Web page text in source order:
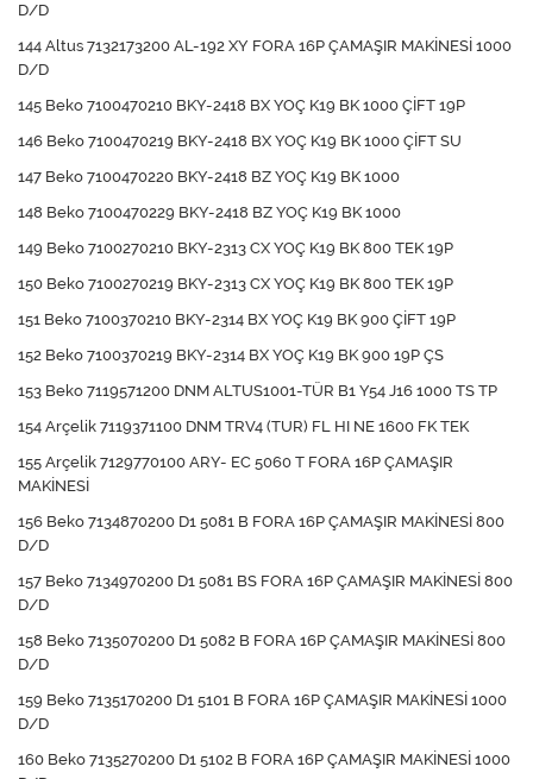
D/D
144 Altus 7132173200 AL-192 XY FORA 16P ÇAMAŞIR MAKİNESİ 1000
D/D
145 Beko 7100470210 BKY-2418 BX YOÇ K19 BK 1000 ÇİFT 19P
146 Beko 7100470219 BKY-2418 BX YOÇ K19 BK 1000 ÇİFT SU
147 Beko 7100470220 BKY-2418 BZ YOÇ K19 BK 1000
148 Beko 7100470229 BKY-2418 BZ YOÇ K19 BK 1000
149 Beko 7100270210 BKY-2313 CX YOÇ K19 BK 800 TEK 19P
150 Beko 7100270219 BKY-2313 CX YOÇ K19 BK 800 TEK 19P
151 Beko 7100370210 BKY-2314 BX YOÇ K19 BK 900 ÇİFT 19P
152 Beko 7100370219 BKY-2314 BX YOÇ K19 BK 900 19P ÇS
153 Beko 7119571200 DNM ALTUS1001-TÜR B1 Y54 J16 1000 TS TP
154 Arçelik 7119371100 DNM TRV4 (TUR) FL HI NE 1600 FK TEK
155 Arçelik 7129770100 ARY- EC 5060 T FORA 16P ÇAMAŞIR
MAKİNESİ
156 Beko 7134870200 D1 5081 B FORA 16P ÇAMAŞIR MAKİNESİ 800
D/D
157 Beko 7134970200 D1 5081 BS FORA 16P ÇAMAŞIR MAKİNESİ 800
D/D
158 Beko 7135070200 D1 5082 B FORA 16P ÇAMAŞIR MAKİNESİ 800
D/D
159 Beko 7135170200 D1 5101 B FORA 16P ÇAMAŞIR MAKİNESİ 1000
D/D
160 Beko 7135270200 D1 5102 B FORA 16P ÇAMAŞIR MAKİNESİ 1000